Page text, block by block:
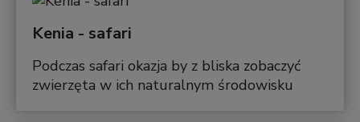
Kenia - safari
Podczas safari okazja by z bliska zobaczyć
zwierzęta w ich naturalnym środowisku